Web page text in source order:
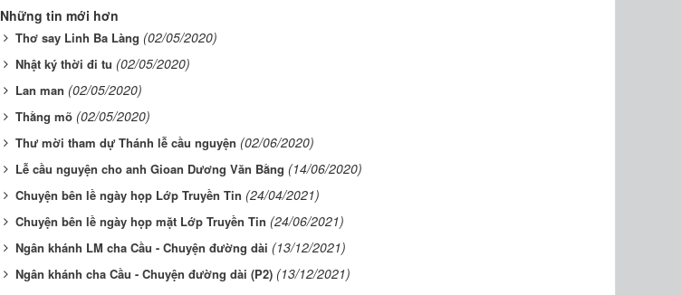
Những tin mới hơn
Thơ say Linh Ba Làng (02/05/2020)
Nhật ký thời đi tu (02/05/2020)
Lan man (02/05/2020)
Thằng mõ (02/05/2020)
Thư mời tham dự Thánh lễ cầu nguyện (02/06/2020)
Lễ cầu nguyện cho anh Gioan Dương Văn Bằng (14/06/2020)
Chuyện bên lề ngày họp Lớp Truyền Tin (24/04/2021)
Chuyện bên lề ngày họp mặt Lớp Truyền Tin (24/06/2021)
Ngân khánh LM cha Cầu - Chuyện đường dài (13/12/2021)
Ngân khánh cha Cầu - Chuyện đường dài (P2) (13/12/2021)